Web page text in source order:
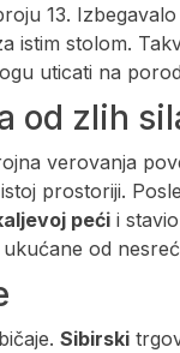
13.
istim stolom.
uticati na
od zlih
verovanja
prostoriji.
peći i
od
Sibirski